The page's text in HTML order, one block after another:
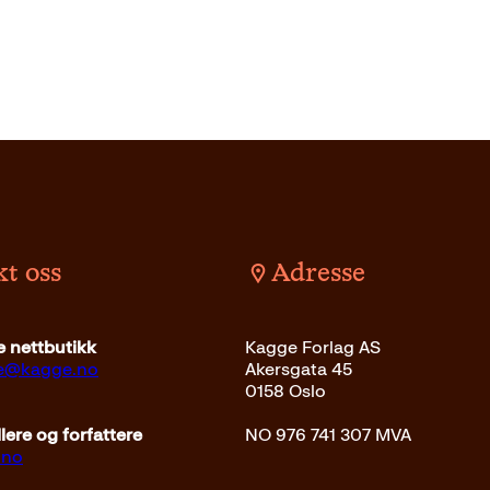
Kjøp Pocket 229 kr Kjøp
oss
nettbutikk
og forfattere
Adresse
Kagge Forlag AS
Akersgata 45
0158 Oslo
NO 976 741 307 MVA